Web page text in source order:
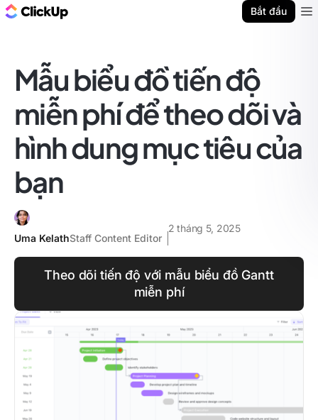
Bắt đầu
Mẫu biểu đồ tiến độ
miễn phí để theo dõi và
hình dung mục tiêu của
bạn
Uma KelathStaff Content Editor
2 tháng 5, 2025
Theo dõi tiến độ với mẫu biểu đồ Gantt
miễn phí